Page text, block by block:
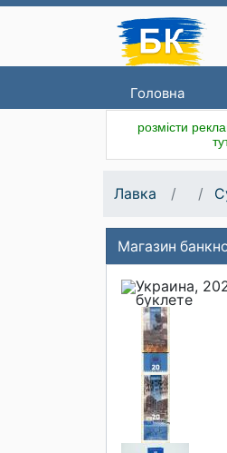
Головна
розмісти
Лавка
Магазин